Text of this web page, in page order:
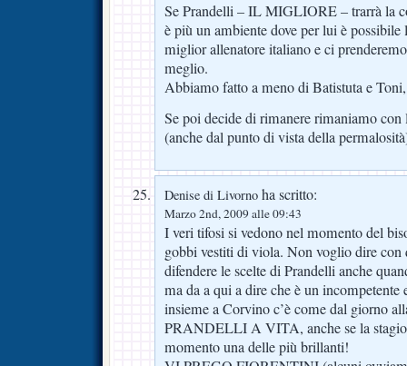
Se Prandelli – IL MIGLIORE – trarrà la
è più un ambiente dove per lui è
miglior allenatore italiano e ci
meglio.
Abbiamo fatto a meno di Batistuta e
Se poi decide di rimanere rimaniamo con
(anche dal punto di vista della
Denise di Livorno ha scritto:
Marzo 2nd, 2009 alle 09:43
I veri tifosi si vedono nel momento del
gobbi vestiti di viola. Non voglio dire con
difendere le scelte di Prandelli anche
ma da a qui a dire che è un incompetente
insieme a Corvino c’è come dal giorno
PRANDELLI A VITA, anche se la
momento una delle più brillanti!